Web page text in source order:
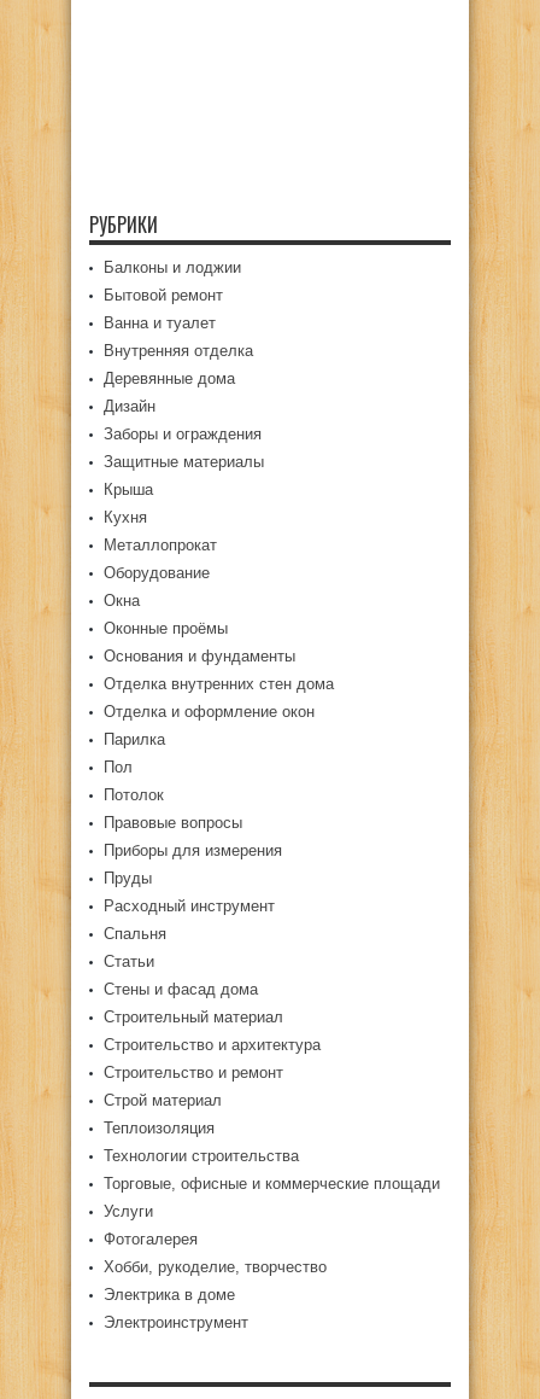
РУБРИКИ
Балконы и лоджии
Бытовой ремонт
Ванна и туалет
Внутренняя отделка
Деревянные дома
Дизайн
Заборы и ограждения
Защитные материалы
Крыша
Кухня
Металлопрокат
Оборудование
Окна
Оконные проёмы
Основания и фундаменты
Отделка внутренних стен дома
Отделка и оформление окон
Парилка
Пол
Потолок
Правовые вопросы
Приборы для измерения
Пруды
Расходный инструмент
Спальня
Статьи
Стены и фасад дома
Строительный материал
Строительство и архитектура
Строительство и ремонт
Строй материал
Теплоизоляция
Технологии строительства
Торговые, офисные и коммерческие площади
Услуги
Фотогалерея
Хобби, рукоделие, творчество
Электрика в доме
Электроинструмент